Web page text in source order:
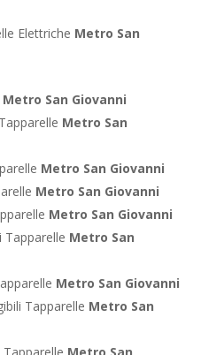
Elettriche Metro San
Metro San Giovanni
Metro San
Metro San Giovanni
Metro San Giovanni
Metro San Giovanni
Tapparelle Metro San
Metro San Giovanni
Tapparelle Metro San
Metro San